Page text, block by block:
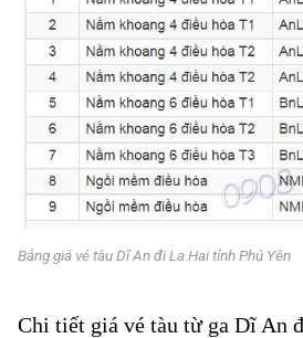
Bảng giá vé tàu Dĩ An đi La Hai tỉnh Phú Yên
Chi tiết giá vé tàu từ ga Dĩ An